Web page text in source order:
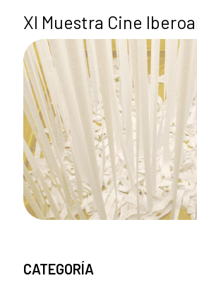
XI Muestra Cine
CATEGORÍA